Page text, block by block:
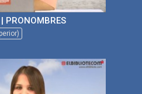
PRONOMBRES